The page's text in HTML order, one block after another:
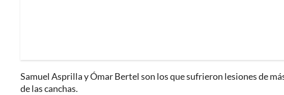
Samuel Asprilla y Ómar Bertel son los que sufrieron lesiones de
de las canchas.